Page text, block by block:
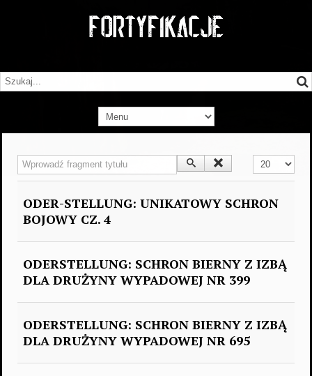
Wprowadź fragment tytułu Pokaż #
ODER-STELLUNG: UNIKATOWY SCHRON
BOJOWY CZ. 4
ODERSTELLUNG: SCHRON BIERNY Z IZBĄ
DLA DRUŻYNY WYPADOWEJ NR 399
ODERSTELLUNG: SCHRON BIERNY Z IZBĄ
DLA DRUŻYNY WYPADOWEJ NR 695